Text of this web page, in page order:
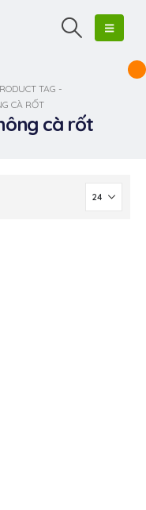
TAG -
CÀ RỐT
cà rốt